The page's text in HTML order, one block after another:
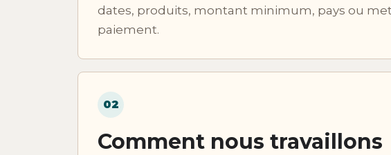
dates, produits, montant minimum, pays ou
paiement.
02
Comment nous travaillons